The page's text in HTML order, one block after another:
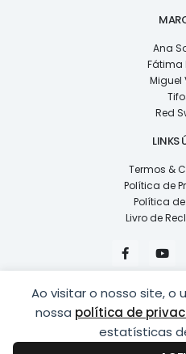
Ao visitar o nosso site, o
nossa política de
estatísticas
Ana
Fátima
Miguel
Red
LINKS
Termos &
Política de
Política
Livro de
F
a
c
b
o
o
k
-
Y
o
u
u
b
e
COPYRIGHT © 2026LUSÍADAS,